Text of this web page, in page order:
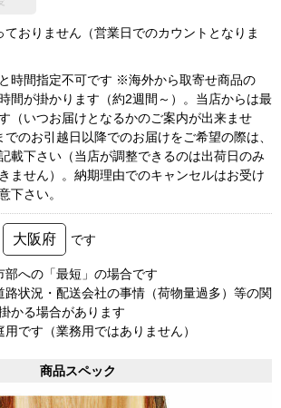
おりません（営業日でのカウントとなりま
時間指定不可です ※海外から取寄せ商品の
間が掛かります（約2週間～）。当店からは最
（いつお届けとなるかのご案内が出来ませ
のお引越日以降でのお届けをご希望の際は、
載下さい（当店が調整できるのは出荷日のみ
ません）。納期理由でのキャンセルはお受け
下さい。
大阪府 です
への「最短」の場合です
路状況・配送会社の事情（荷物量過多）等の関
かる場合があります
です（業務用ではありません）
商品スペック